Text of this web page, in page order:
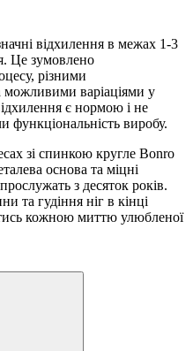
відхилення в межах 1-3
Це зумовлено
різними
можливими варіаціями у
є нормою і не
функціональність виробу.
зі спинкою кругле Bonro
основа та міцні
з десяток років.
та гудіння ніг в кінці
кожною миттю улюбленої